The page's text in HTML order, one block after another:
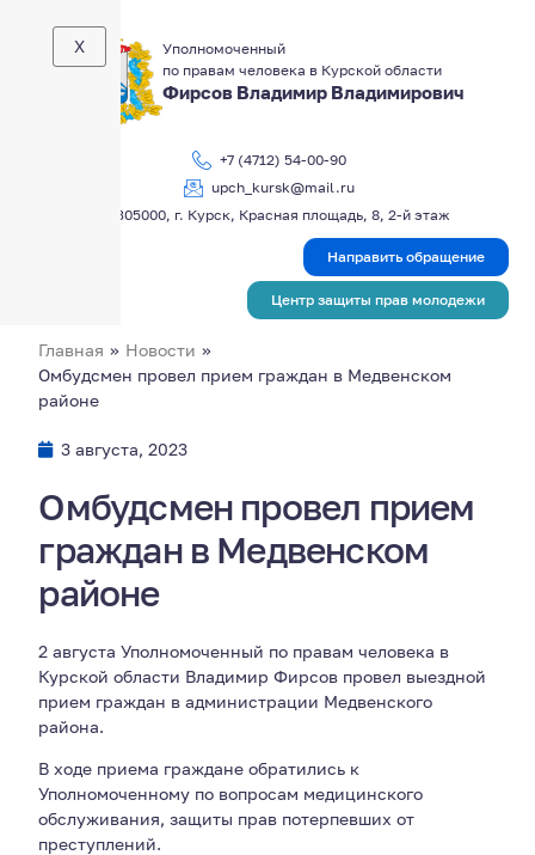
Уполномоченный
по правам человека в Курской области
Фирсов Владимир Владимирович
+7 (4712) 54-00-90
upch_kursk@mail.ru
305000, г. Курск, Красная площадь, 8, 2-й этаж
X
Направить обращение
Центр защиты прав молодежи
Главная » Новости »
Омбудсмен провел прием граждан в Медвенском
районе
3 августа, 2023
Омбудсмен провел прием
граждан в Медвенском
районе
2 августа Уполномоченный по правам человека в
Курской области Владимир Фирсов провел выездной
прием граждан в администрации Медвенского
района.
В ходе приема граждане обратились к
Уполномоченному по вопросам медицинского
обслуживания, защиты прав потерпевших от
преступлений.